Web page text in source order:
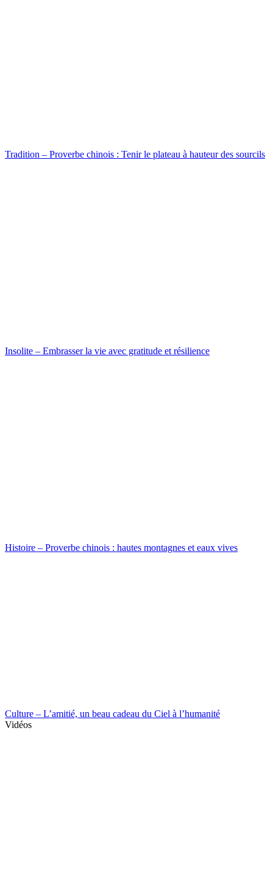
Tradition – Proverbe chinois : Tenir le plateau à hauteur des sourcils
Insolite – Embrasser la vie avec gratitude et résilience
Histoire – Proverbe chinois : hautes montagnes et eaux vives
Culture – L’amitié, un beau cadeau du Ciel à l’humanité
Vidéos